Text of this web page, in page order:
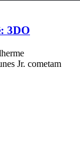
3DO
Jr. cometam